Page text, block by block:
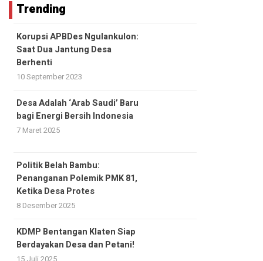
Trending
Korupsi APBDes Ngulankulon:
Saat Dua Jantung Desa
Berhenti
10 September 2023
Desa Adalah ‘Arab Saudi’ Baru
bagi Energi Bersih Indonesia
7 Maret 2025
Politik Belah Bambu:
Penanganan Polemik PMK 81,
Ketika Desa Protes
8 Desember 2025
KDMP Bentangan Klaten Siap
Berdayakan Desa dan Petani!